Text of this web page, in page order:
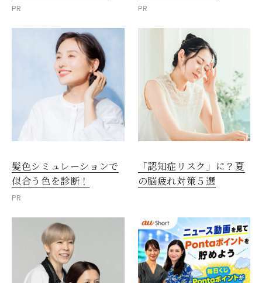
PR PR
髪色シミュレーションで
似合う色を診断！
PR
「認知症リスク」に？夏
の脳疲れ対策５選